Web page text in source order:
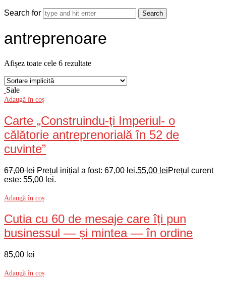
Search for
antreprenoare
Afișez toate cele 6 rezultate
Sale
Adaugă în coș
Carte „Construindu-ți Imperiul- o
călătorie antreprenorială în 52 de
cuvinte”
67,00lei Prețul inițial a fost: 67,00 lei.55,00 leiPrețul curent
este: 55,00 lei.
Adaugă în coș
Cutia cu 60 de mesaje care îți pun
businessul — și mintea — în ordine
85,00 lei
Adaugă în coș